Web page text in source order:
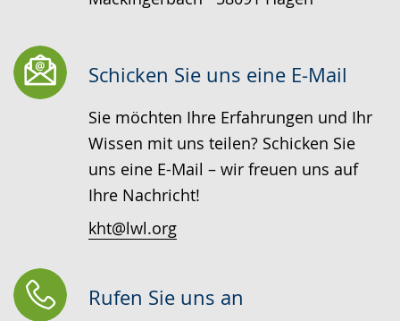
Schicken Sie uns eine E-Mail
Sie möchten Ihre Erfahrungen und Ihr
Wissen mit uns teilen? Schicken Sie
uns eine E-Mail – wir freuen uns auf
Ihre Nachricht!
kht@lwl.org
Rufen Sie uns an